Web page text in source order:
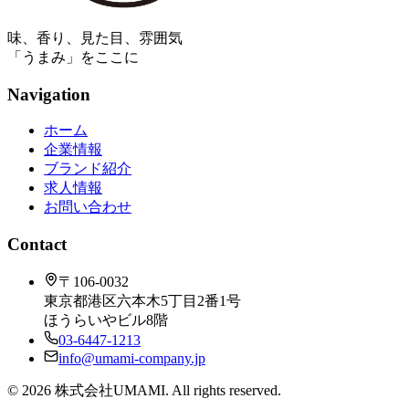
味、香り、見た目、雰囲気
「うまみ」をここに
Navigation
ホーム
企業情報
ブランド紹介
求人情報
お問い合わせ
Contact
〒106-0032
東京都港区六本木5丁目2番1号
ほうらいやビル8階
03-6447-1213
info@umami-company.jp
© 2026 株式会社UMAMI. All rights reserved.